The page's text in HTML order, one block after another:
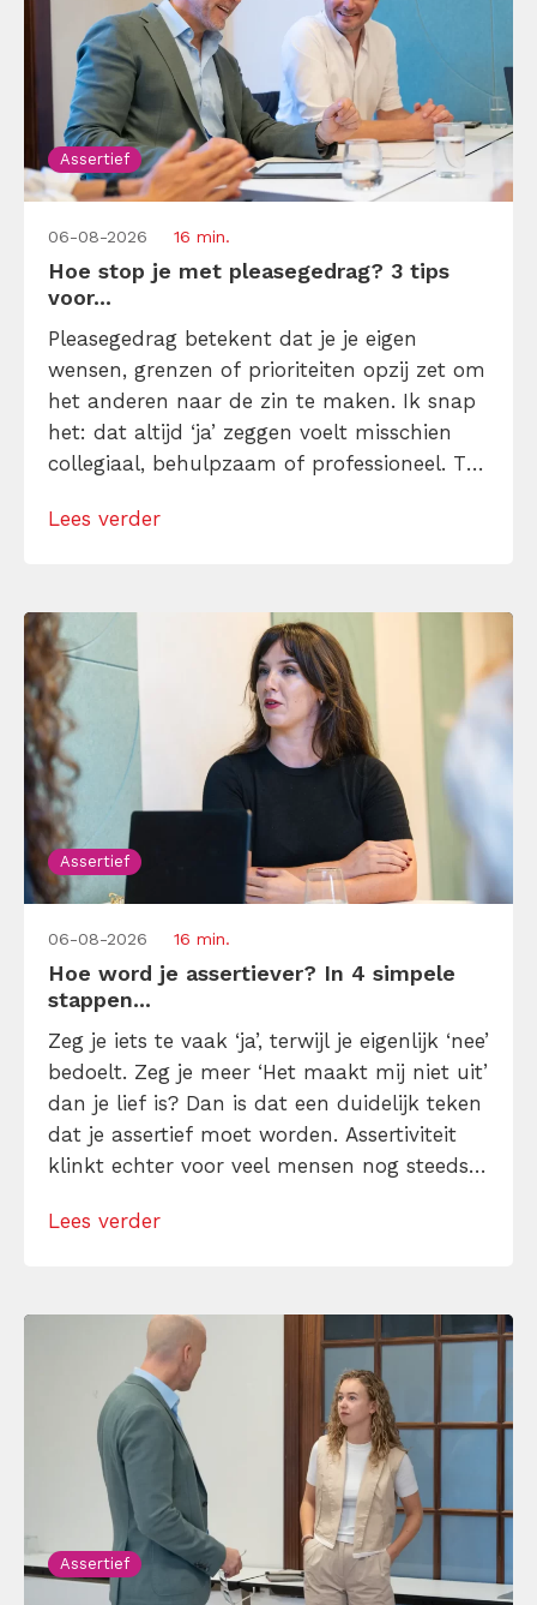
Assertief
06-08-2026 16 min.
Hoe stop je met pleasegedrag? 3 tips
voor...
Pleasegedrag betekent dat je je eigen
wensen, grenzen of prioriteiten opzij zet om
het anderen naar de zin te maken. Ik snap
het: dat altijd ‘ja’ zeggen voelt misschien
collegiaal, behulpzaam of professioneel. Tot
andermans prioriteiten en je eigen werk
[…]
Lees verder
Assertief
06-08-2026 16 min.
Hoe word je assertiever? In 4 simpele
stappen...
Zeg je iets te vaak ‘ja’, terwijl je eigenlijk ‘nee’
bedoelt. Zeg je meer ‘Het maakt mij niet uit’
dan je lief is? Dan is dat een duidelijk teken
dat je assertief moet worden. Assertiviteit
klinkt echter voor veel mensen nog steeds
maar dat is niet zo. Assertiviteit draait juist
Lees verder
Assertief